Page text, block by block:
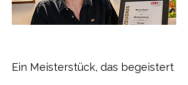
Ein Meisterstück, das begeistert